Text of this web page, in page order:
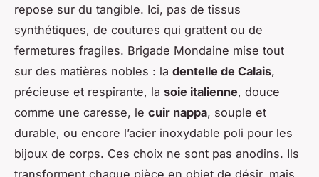
repose sur du tangible. Ici, pas de tissus
synthétiques, de coutures qui grattent ou de
fermetures fragiles. Brigade Mondaine mise tout
sur des matières nobles : la dentelle de Calais,
précieuse et respirante, la soie italienne, douce
comme une caresse, le cuir nappa, souple et
durable, ou encore l’acier inoxydable poli pour les
bijoux de corps. Ces choix ne sont pas anodins. Ils